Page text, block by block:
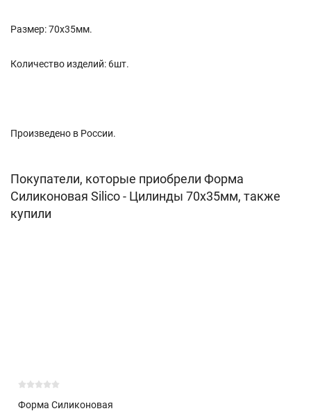
Размер: 70х35мм.
Количество изделий: 6шт.
Произведено в России.
Покупатели, которые приобрели Форма
Силиконовая Silico - Цилинды 70х35мм, также
купили
Форма Силиконовая